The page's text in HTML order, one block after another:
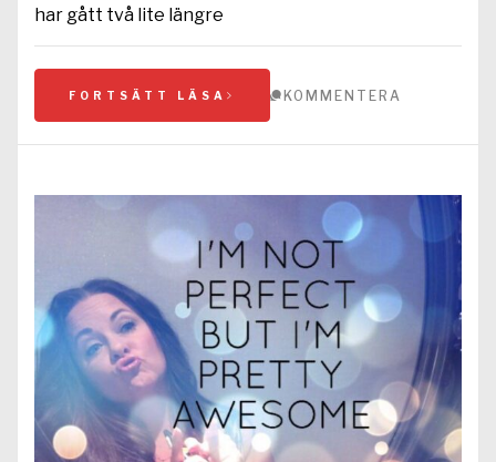
har gått två lite längre
FORTSÄTT LÄSA KOMMENTERA